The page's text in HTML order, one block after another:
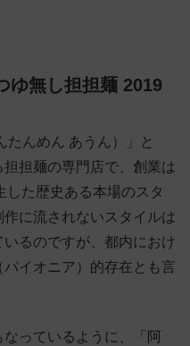
ゆ無し担担麺 2019
たんめん あうん）」と
担麺の専門店で、創業は
た歴史ある本場のスタ
に流されないスタイルは
るのですが、都内におけ
イオニア）的存在とも言
っているように、「阿